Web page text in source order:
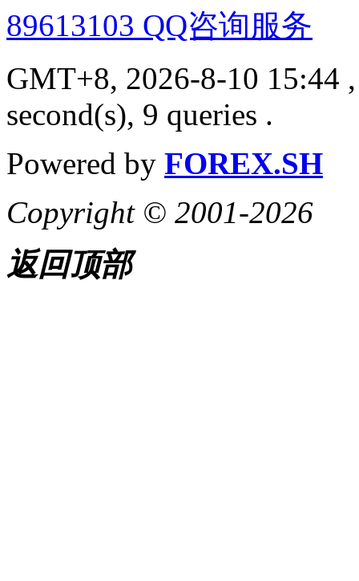
89613103 QQ咨询服务
GMT+8, 2026-8-10 15:44
second(s), 9 queries .
Powered by FOREX.SH
Copyright © 2001-2026
返回顶部